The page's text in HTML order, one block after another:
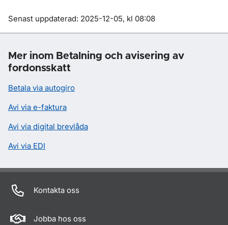
Om sidan
Senast uppdaterad: 2025-12-05, kl 08:08
Mer inom Betalning och avisering av
fordonsskatt
Betala via autogiro
Avi via e-faktura
Avi via digital brevlåda
Avi via EDI
Kontakta oss
Jobba hos oss